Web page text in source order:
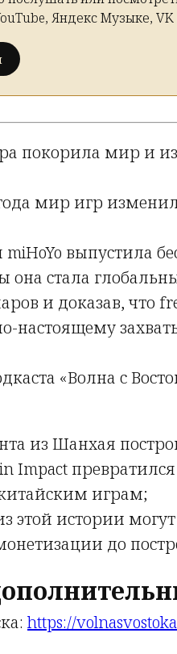
Яндекс Музыке,
покорила мир и
мир игр
выпустила
она стала
и доказав, что
настоящему
«Волна с
из Шанхая
Impact
играм;
этой истории
до
https://